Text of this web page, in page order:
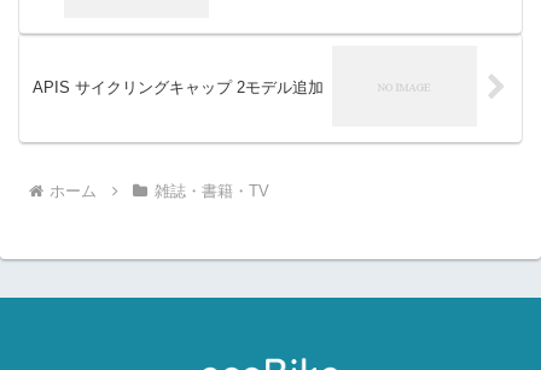
APIS サイクリングキャップ 2モデル追加
ホーム 雑誌・書籍・TV